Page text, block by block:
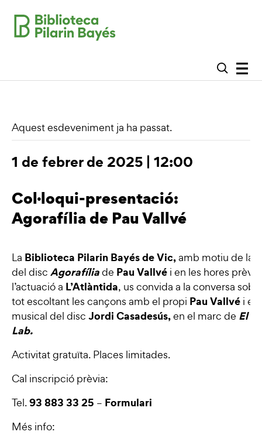
Aquest esdeveniment ja ha passat.
1 de febrer de 2025 | 12:00
Col·loqui-presentació:
Agorafília de Pau Vallvé
La Biblioteca Pilarin Bayés de Vic,amb motiu de la
del disc Agorafíliade Pau Vallvé i en les hores
l’actuació a L’Atlàntida, us convida a la conversa
tot escoltant les cançons amb el propi Pau Vallvé i el
musical del disc Jordi Casadesús,en el marc de El
Lab.
Activitat gratuïta. Places limitades.
Cal inscripció prèvia:
Tel.93 883 33 25 – Formulari
Més info: